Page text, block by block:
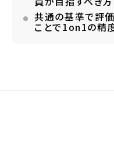
共通の基準で評
ことで1on1の精